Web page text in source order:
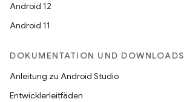
Android 12
Android 11
DOKUMENTATION UND DOWNLOADS
Anleitung zu Android Studio
Entwicklerleitfäden